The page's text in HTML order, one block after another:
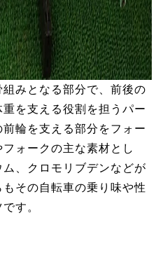
みとなる部分で、前後の
を支える役割を担うパー
輪を支える部分をフォー
ォークの主な素材とし
、クロモリブデンなどが
その自転車の乗り味や性
す。